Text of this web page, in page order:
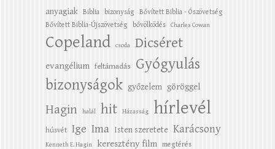
anyagiak Biblia bizonyság
Bővített Biblia - Ószövetség
Bővített Biblia-Újszövetség
bővölködés Charles Cowan
Copeland csoda Dicséret
evangélium feltámadás
Gyógyulás
bizonyságok győzelem göröggel
Hagin halál hit Házasság hírlevél
húsvét Ige Ima Isten szeretete Karácsony
Kenneth E. Hagin keresztény film megtérés